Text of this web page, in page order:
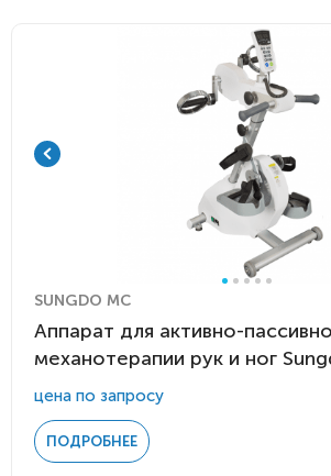
SUNGDO MC
Аппарат для активно-
механотерапии рук и ног
цена по запросу
ПОДРОБНЕЕ